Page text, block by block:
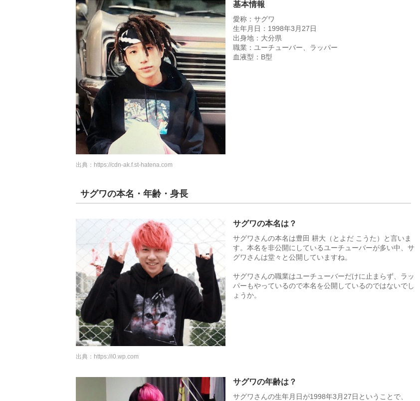
基本情報
愛称：サグワ
生年月日：1998年3月27日
出身地：大分県
職業：ユーチューバー、ラッパー
血液型：B型
出典： https://cdn-ak.f.st-hatena.com
サグワの本名・年齢・身長
サグワの本名は？
サグワさんの本名は豊田 耕大（とよだ こうた）と言いま
す。本名を非公開にしているユーチューバーが多い中、サ
グワさんは堂々と公開していますね。
サグワさんの職業はユーチューバーだけに止まらず、ラッ
パーもやっているので本名を公開しているのではないでし
ょうか。
出典： https://i0.wp.com
サグワの年齢は？
サグワさんの生年月日が1998年3月27日ということで、